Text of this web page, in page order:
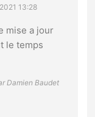
13:28
mise a jour
le temps
Damien Baudet